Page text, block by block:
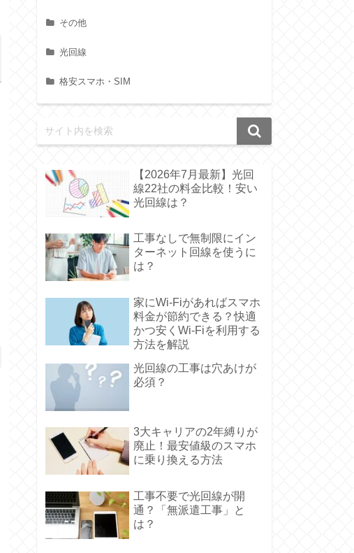
その他
光回線
格安スマホ・SIM
【2026年7月最新】光回
線22社の料金比較！安い
光回線は？
工事なしで無制限にイン
ターネット回線を使うに
は？
家にWi-Fiがあればスマホ
料金が節約できる？快適
かつ安くWi-Fiを利用する
方法を解説
光回線の工事は穴あけが
必須？
3大キャリアの2年縛りが
廃止！最安値級のスマホ
に乗り換える方法
工事不要で光回線が開
通？「無派遣工事」と
は？